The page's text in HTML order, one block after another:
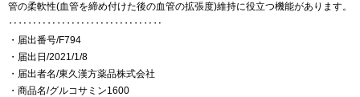
管の柔軟性(血管を締め付けた後の血管の拡張度)維持に役立つ機能があります。
‥‥‥‥‥‥‥‥‥‥‥‥‥‥‥‥
・届出番号/F794
・届出日/2021/1/8
・届出者名/東久漢方薬品株式会社
・商品名/グルコサミン1600